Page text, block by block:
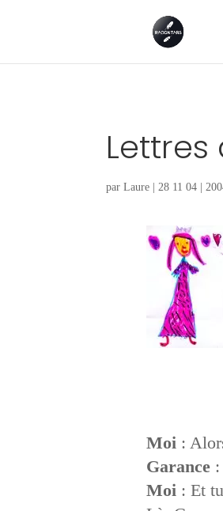
Lettres
parLaure | 28 11 04 |
Moi :
Garance:
Moi : Et